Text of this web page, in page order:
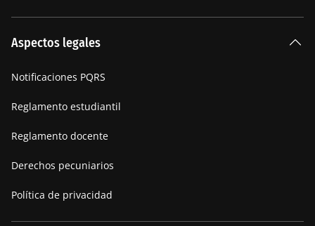
Manifiesto
Aspectos legales
Notificaciones PQRS
Reglamento estudiantil
Reglamento docente
Derechos pecuniarios
Política de privacidad